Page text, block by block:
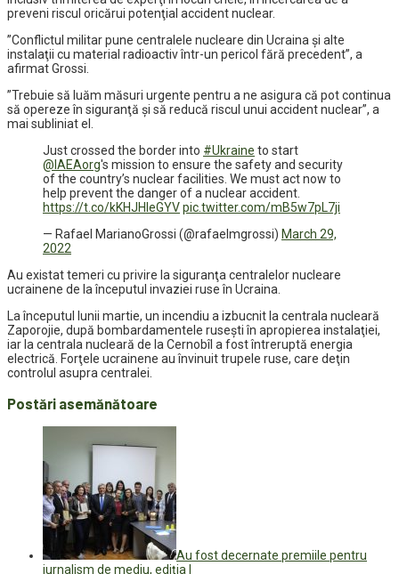
preveni riscul oricărui potenţial accident nuclear.
”Conflictul militar pune centralele nucleare din Ucraina şi alte
instalaţii cu material radioactiv într-un pericol fără precedent”, a
afirmat Grossi.
”Trebuie să luăm măsuri urgente pentru a ne asigura că pot continua
să opereze în siguranţă şi să reducă riscul unui accident nuclear”, a
mai subliniat el.
Just crossed the border into #Ukraine to start
@IAEAorg's mission to ensure the safety and security
of the country’s nuclear facilities. We must act now to
help prevent the danger of a nuclear accident.
https://t.co/kKHJHIeGYVpic.twitter.com/mB5w7pL7ji
— Rafael MarianoGrossi (@rafaelmgrossi) March 29,
2022
Au existat temeri cu privire la siguranţa centralelor nucleare
ucrainene de la începutul invaziei ruse în Ucraina.
La începutul lunii martie, un incendiu a izbucnit la centrala nucleară
Zaporojie, după bombardamentele ruseşti în apropierea instalaţiei,
iar la centrala nucleară de la Cernobîl a fost întreruptă energia
electrică. Forţele ucrainene au învinuit trupele ruse, care deţin
controlul asupra centralei.
Postări asemănătoare
Au fost decernate premiile pentru
jurnalism de mediu, ediția I